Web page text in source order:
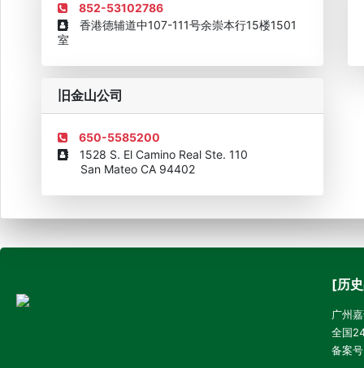
852-53102786
香港德辅道中107-111号余崇本行15楼1501
室
旧金山公司
650-5585200
1528 S. El Camino Real Ste. 110
San Mateo CA 94402
[历
广州
全国
备案